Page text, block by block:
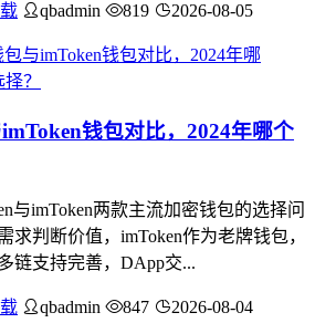
qbadmin 819 2026-08-05
钱包对比，2024年哪个
与imToken两款主流加密钱包的选择问
求判断价值，imToken作为老牌钱包，
链支持完善，DApp交...
qbadmin 847 2026-08-04